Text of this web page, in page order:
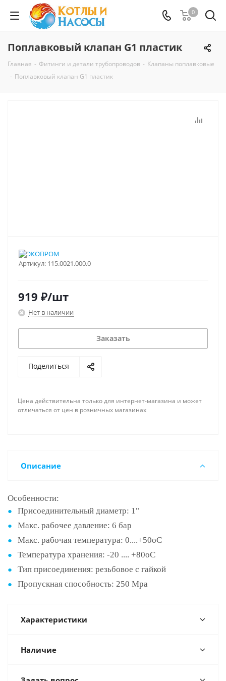
0
Поплавковый клапан G1 пластик
Главная - Фитинги и детали трубопроводов - Клапаны поплавковые
- Поплавковый клапан G1 пластик
Артикул: 115.0021.000.0
919 ₽/шт
Нет в наличии
Заказать
Поделиться
Цена действительна только для интернет-магазина и может
отличаться от цен в розничных магазинах
Описание
Особенности:
Присоединительный диаметр: 1"
Макс. рабочее давление: 6 бар
Макс. рабочая температура: 0....+50оС
Температура хранения: -20 .... +80оС
Тип присоединения: резьбовое с гайкой
Пропускная способность: 250 Мра
Характеристики
Наличие